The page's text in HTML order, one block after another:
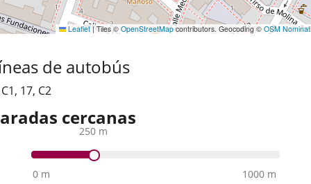
Leaflet |Tiles ©OpenStreetMapcontributors. Geocoding © OSM
de autobús
C1, 17, C2
cercanas
0 m
250 m
1000 m